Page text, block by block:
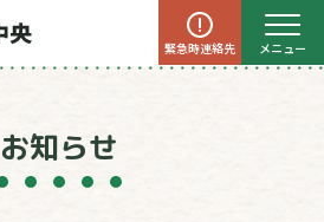
緊急時連絡先 メニュー
お知らせ